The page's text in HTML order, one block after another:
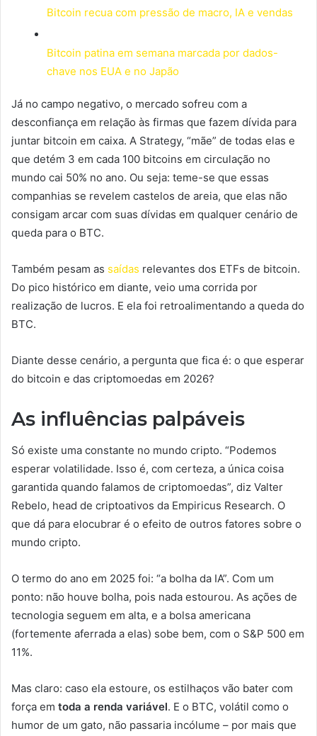
Bitcoin recua com pressão de macro, IA e vendas
Bitcoin patina em semana marcada por dados-
chave nos EUA e no Japão
Já no campo negativo, o mercado sofreu com a
desconfiança em relação às firmas que fazem dívida para
juntar bitcoin em caixa. A Strategy, “mãe” de todas elas e
que detém 3 em cada 100 bitcoins em circulação no
mundo cai 50% no ano. Ou seja: teme-se que essas
companhias se revelem castelos de areia, que elas não
consigam arcar com suas dívidas em qualquer cenário de
queda para o BTC.
Também pesam as saídas relevantes dos ETFs de bitcoin.
Do pico histórico em diante, veio uma corrida por
realização de lucros. E ela foi retroalimentando a queda do
BTC.
Diante desse cenário, a pergunta que fica é: o que esperar
do bitcoin e das criptomoedas em 2026?
As influências palpáveis
Só existe uma constante no mundo cripto. “Podemos
esperar volatilidade. Isso é, com certeza, a única coisa
garantida quando falamos de criptomoedas”, diz Valter
Rebelo, head de criptoativos da Empiricus Research. O
que dá para elocubrar é o efeito de outros fatores sobre o
mundo cripto.
O termo do ano em 2025 foi: “a bolha da IA”. Com um
ponto: não houve bolha, pois nada estourou. As ações de
tecnologia seguem em alta, e a bolsa americana
(fortemente aferrada a elas) sobe bem, com o S&P 500 em
11%.
Mas claro: caso ela estoure, os estilhaços vão bater com
força em toda a renda variável. E o BTC, volátil como o
humor de um gato, não passaria incólume – por mais que